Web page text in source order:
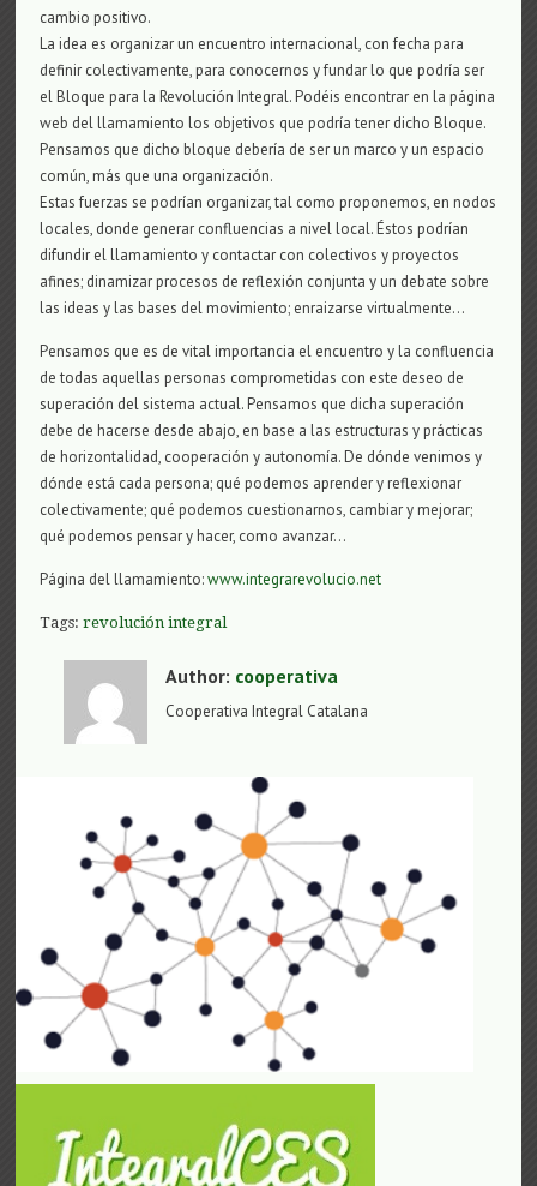
cambio positivo.
La idea es organizar un encuentro internacional, con fecha para
definir colectivamente, para conocernos y fundar lo que podría ser
el Bloque para la Revolución Integral. Podéis encontrar en la página
web del llamamiento los objetivos que podría tener dicho Bloque.
Pensamos que dicho bloque debería de ser un marco y un espacio
común, más que una organización.
Estas fuerzas se podrían organizar, tal como proponemos, en nodos
locales, donde generar confluencias a nivel local. Éstos podrían
difundir el llamamiento y contactar con colectivos y proyectos
afines; dinamizar procesos de reflexión conjunta y un debate sobre
las ideas y las bases del movimiento; enraizarse virtualmente…
Pensamos que es de vital importancia el encuentro y la confluencia
de todas aquellas personas comprometidas con este deseo de
superación del sistema actual. Pensamos que dicha superación
debe de hacerse desde abajo, en base a las estructuras y prácticas
de horizontalidad, cooperación y autonomía. De dónde venimos y
dónde está cada persona; qué podemos aprender y reflexionar
colectivamente; qué podemos cuestionarnos, cambiar y mejorar;
qué podemos pensar y hacer, como avanzar…
Página del llamamiento:www.integrarevolucio.net
Tags:revolución integral
Author: cooperativa
Cooperativa Integral Catalana